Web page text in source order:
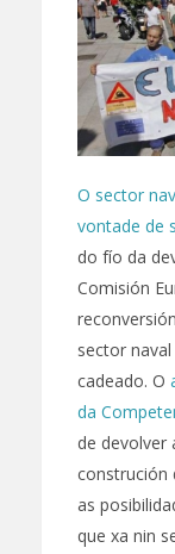
O sector
vontade de
do fío da
Comisión
sector
cadeado. O
da
de devolver
construción
as
que xa nin